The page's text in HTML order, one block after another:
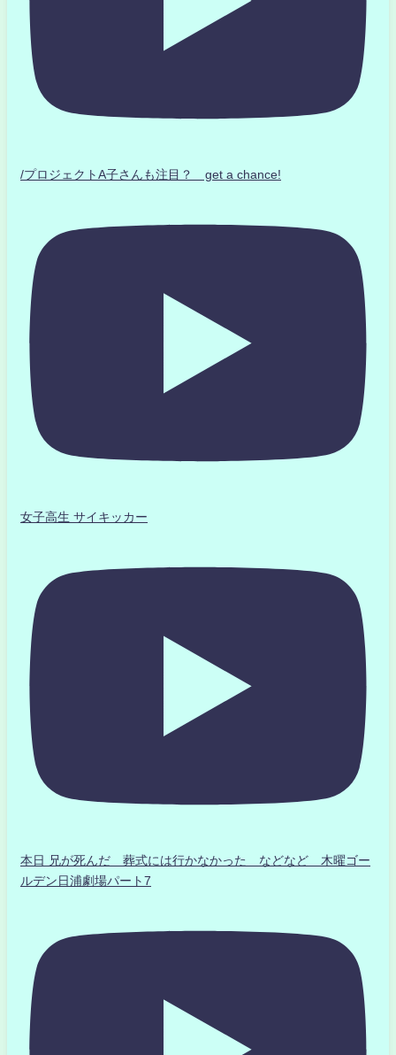
/プロジェクトA子さんも注目？ get a chance!
女子高生 サイキッカー
本日 兄が死んだ 葬式には行かなかった などなど 木曜ゴー
ルデン日浦劇場パート7